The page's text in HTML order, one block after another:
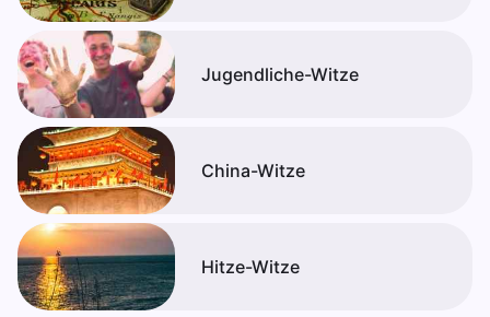
Jugendliche-Witze
China-Witze
Hitze-Witze